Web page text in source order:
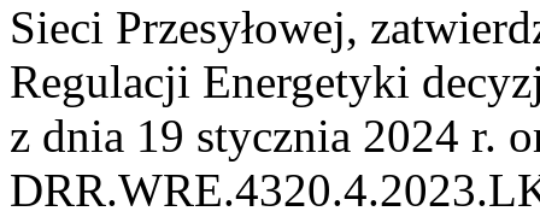
Sieci Przesyłowej,
Regulacji Energetyki
z dnia 19 stycznia 2024 r.